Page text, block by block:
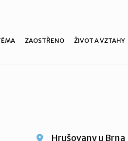
ZAOSTŘENO ŽIVOT A VZTAHY
Hrušovany u Brna